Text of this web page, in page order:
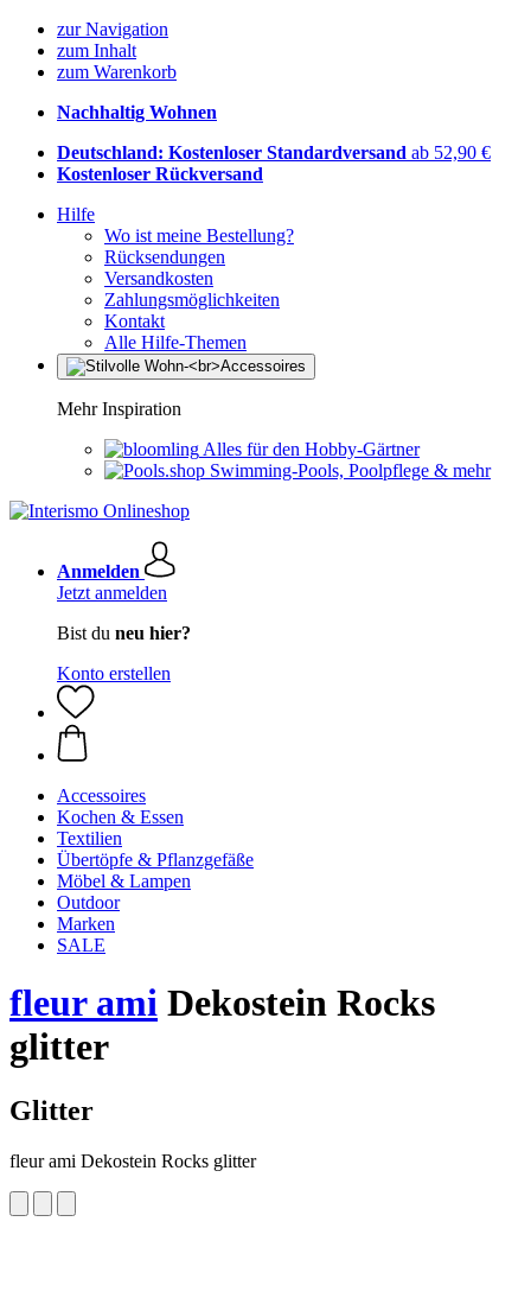
zur Navigation
zum Inhalt
zum Warenkorb
Nachhaltig Wohnen
Deutschland: Kostenloser Standardversand ab 52,90 €
Kostenloser Rückversand
Hilfe
Wo ist meine Bestellung?
Rücksendungen
Versandkosten
Zahlungsmöglichkeiten
Kontakt
Alle Hilfe-Themen
Mehr Inspiration
Alles für den Hobby-Gärtner
Swimming-Pools, Poolpflege & mehr
Anmelden
Jetzt anmelden
Bist du neu hier?
Konto erstellen
Accessoires
Kochen & Essen
Textilien
Übertöpfe & Pflanzgefäße
Möbel & Lampen
Outdoor
Marken
SALE
fleur ami Dekostein Rocks
glitter
Glitter
fleur ami Dekostein Rocks glitter